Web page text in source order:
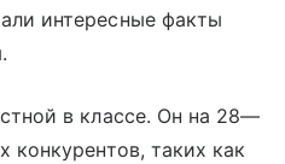
интересные факты
в классе. Он на 28—
конкурентов, таких как